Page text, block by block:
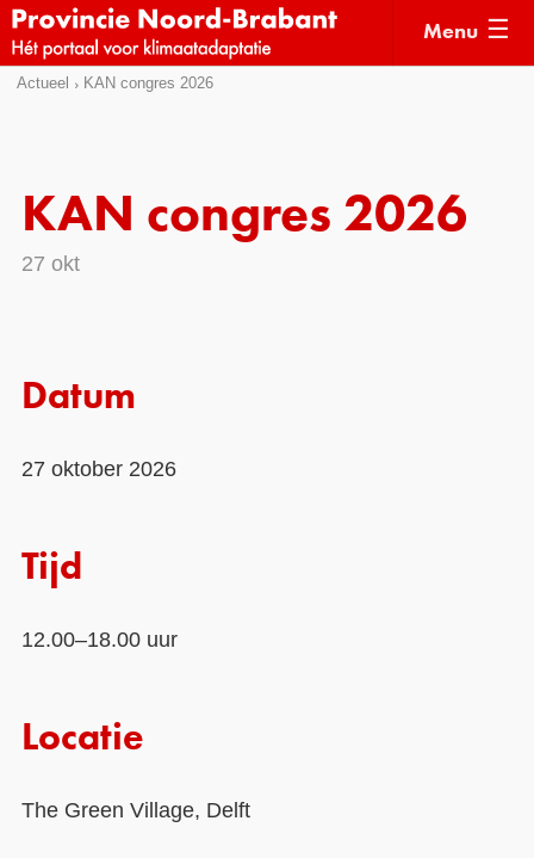
Sla
naar
menu
pagina
Menu
Actueel KAN congres 2026
KAN congres 2026
27 okt
Datum
27 oktober 2026
Tijd
12.00–18.00 uur
Locatie
The Green Village, Delft
Klimaatverhalen
Kennisdossiers